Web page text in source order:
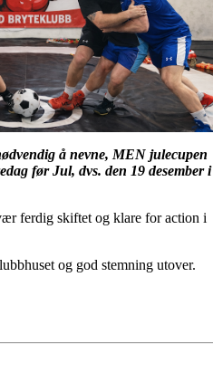
å nevne, MEN julecupen
før Jul, dvs. den 19 desember i
ferdig skiftet og klare for action i
og god stemning utover.